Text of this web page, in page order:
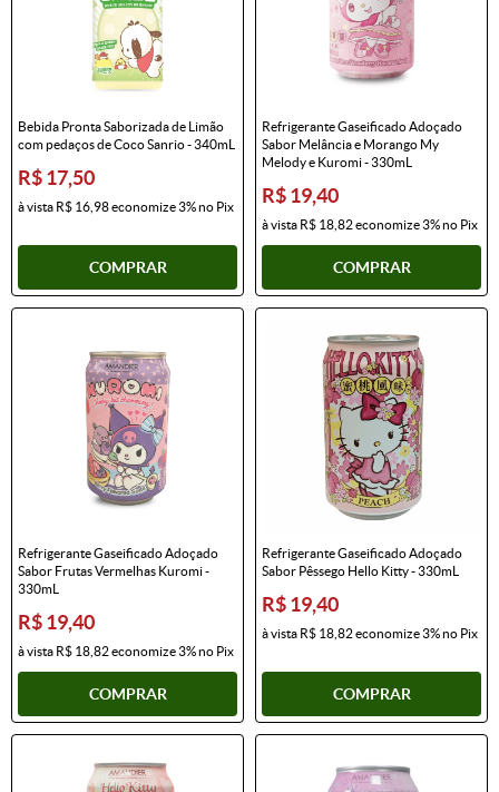
Bebida Pronta Saborizada de Limão
com pedaços de Coco Sanrio - 340mL
R$ 17,50
à vista R$ 16,98economize3%no Pix
COMPRAR
Refrigerante Gaseificado Adoçado
Sabor Melância e Morango My
Melody e Kuromi - 330mL
R$ 19,40
à vista R$ 18,82economize3%no Pix
COMPRAR
Refrigerante Gaseificado Adoçado
Sabor Frutas Vermelhas Kuromi -
330mL
R$ 19,40
à vista R$ 18,82economize3%no Pix
COMPRAR
Refrigerante Gaseificado Adoçado
Sabor Pêssego Hello Kitty - 330mL
R$ 19,40
à vista R$ 18,82economize3%no Pix
COMPRAR